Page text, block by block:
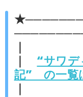
｜
｜ “サワデ
記” の一覧
｜